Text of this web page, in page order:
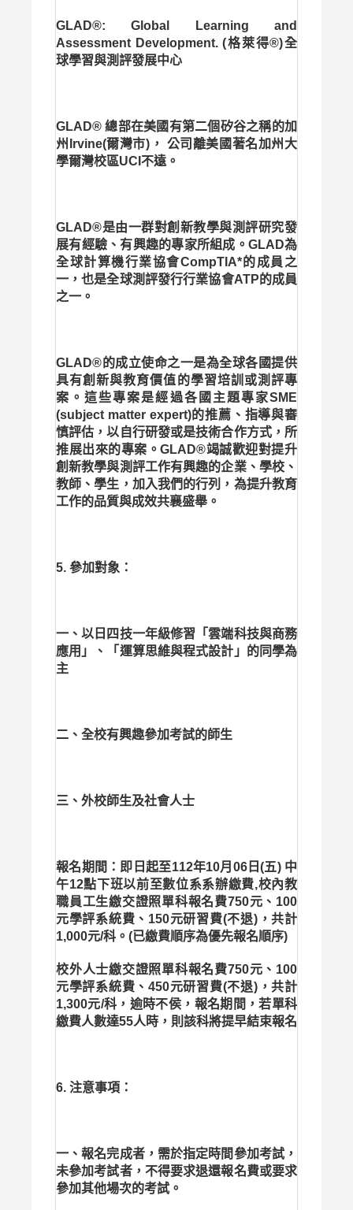
GLAD®: Global Learning and
Assessment Development. (格萊得®)全
球學習與測評發展中心
GLAD® 總部在美國有第二個矽谷之稱的加
州Irvine(爾灣市)， 公司離美國著名加州大
學爾灣校區UCI不遠。
GLAD®是由一群對創新教學與測評研究發
展有經驗、有興趣的專家所組成。GLAD為
全球計算機行業協會CompTIA*的成員之
一，也是全球測評發行行業協會ATP的成員
之一。
GLAD®的成立使命之一是為全球各國提供
具有創新與教育價值的學習培訓或測評專
案。這些專案是經過各國主題專家SME
(subject matter expert)的推薦、指導與審
慎評估，以自行研發或是技術合作方式，所
推展出來的專案。GLAD®竭誠歡迎對提升
創新教學與測評工作有興趣的企業、學校、
教師、學生，加入我們的行列，為提升教育
工作的品質與成效共襄盛舉。
5. 參加對象：
一、以日四技一年級修習「雲端科技與商務
應用」、「運算思維與程式設計」的同學為
主
二、全校有興趣參加考試的師生
三、外校師生及社會人士
報名期間： 即日起至112年10月06日(五) 中
午12點下班以前至數位系系辦繳費,校內教
職員工生繳交證照單科報名費750元、100
元學評系統費、150元研習費(不退)，共計
1,000元/科。(已繳費順序為優先報名順序)
校外人士繳交證照單科報名費750元、100
元學評系統費、450元研習費(不退)，共計
1,300元/科，逾時不侯，報名期間，若單科
繳費人數達55人時，則該科將提早結束報名
6. 注意事項：
一、報名完成者，需於指定時間參加考試，
未參加考試者，不得要求退還報名費或要求
參加其他場次的考試。